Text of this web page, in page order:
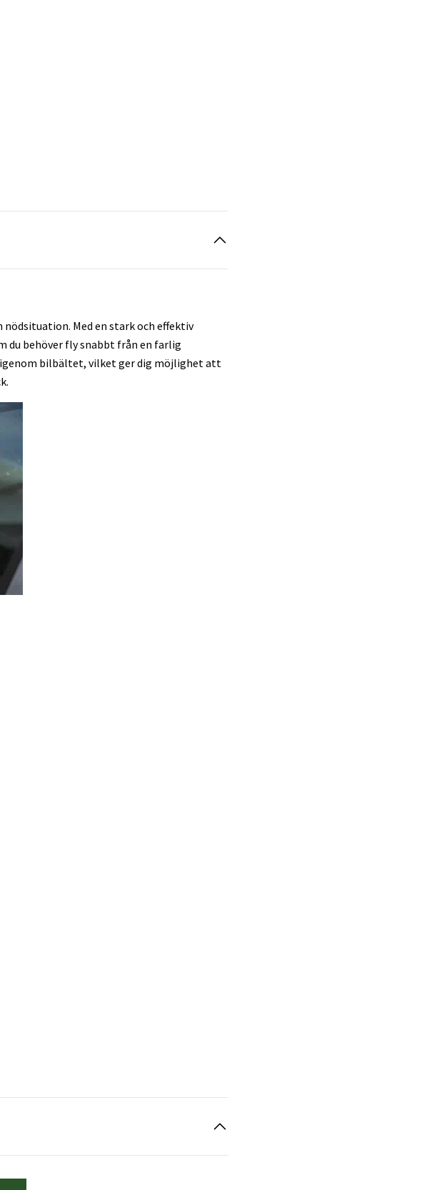
Med en stark och effektiv
du behöver fly snabbt från en farlig
igenom bilbältet, vilket ger dig möjlighet att